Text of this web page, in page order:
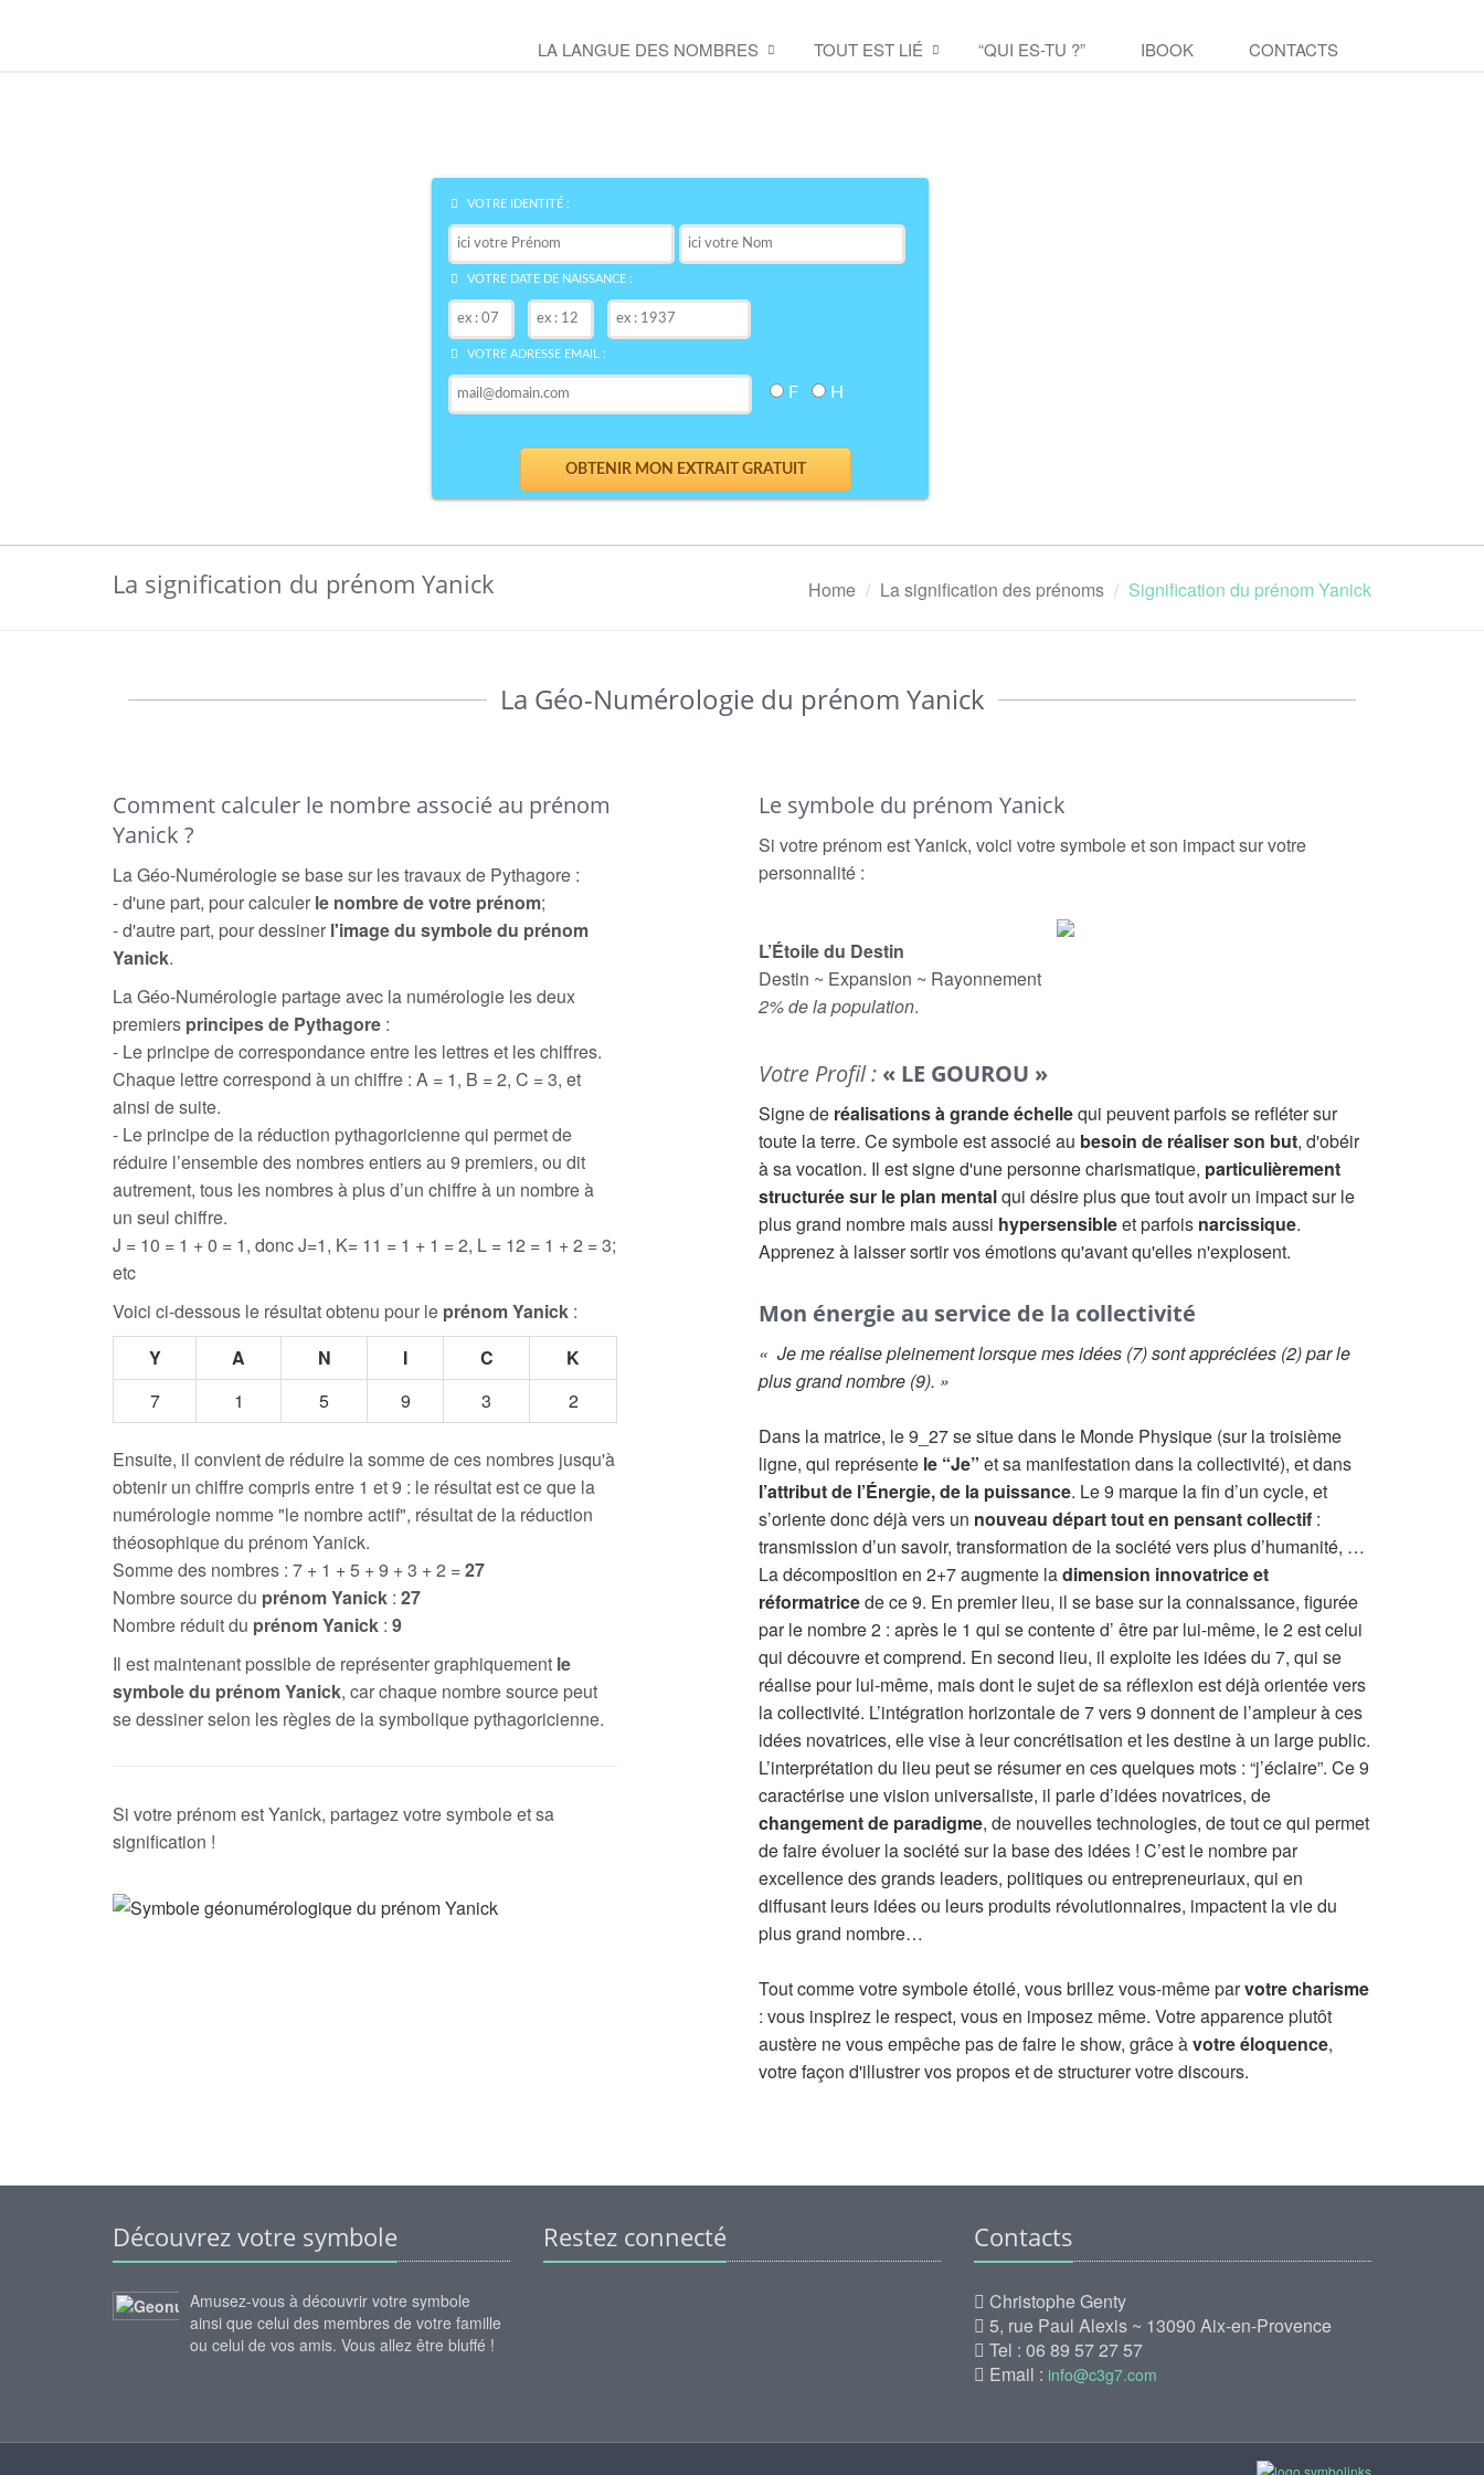
LA LANGUE DES NOMBRES TOUT EST LIÉ “QUI ES-TU ?” IBOOK CONTACTS
VOTRE IDENTITÉ :
VOTRE DATE DE NAISSANCE :
VOTRE ADRESSE EMAIL :
F H
La signification du prénom Yanick Home La signification des prénoms Signification du prénom Yanick
La Géo-Numérologie du prénom Yanick
Comment calculer le nombre associé au prénom
Yanick ?
La Géo-Numérologie se base sur les travaux de Pythagore :
- d'une part, pour calculer le nombre de votre prénom;
- d'autre part, pour dessiner l'image du symbole du prénom
Yanick.
La Géo-Numérologie partage avec la numérologie les deux
premiers principes de Pythagore :
- Le principe de correspondance entre les lettres et les chiffres.
Chaque lettre correspond à un chiffre : A = 1, B = 2, C = 3, et
ainsi de suite.
- Le principe de la réduction pythagoricienne qui permet de
réduire l’ensemble des nombres entiers au 9 premiers, ou dit
autrement, tous les nombres à plus d’un chiffre à un nombre à
un seul chiffre.
J = 10 = 1 + 0 = 1, donc J=1, K= 11 = 1 + 1 = 2, L = 12 = 1 + 2 = 3;
etc
Voici ci-dessous le résultat obtenu pour le prénom Yanick :
Y
A N I C
K
7
1 5 9 3 2
Ensuite, il convient de réduire la somme de ces nombres jusqu'à
obtenir un chiffre compris entre 1 et 9 : le résultat est ce que la
numérologie nomme "le nombre actif", résultat de la réduction
théosophique du prénom Yanick.
Somme des nombres : 7 + 1 + 5 + 9 + 3 + 2 =27
Nombre source du prénom Yanick : 27
Nombre réduit du prénom Yanick : 9
Il est maintenant possible de représenter graphiquement le
symbole du prénom Yanick, car chaque nombre source peut
se dessiner selon les règles de la symbolique pythagoricienne.
Si votre prénom est Yanick, partagez votre symbole et sa
signification !
Le symbole du prénom Yanick
Si votre prénom est Yanick, voici votre symbole et son impact sur votre
personnalité :
L’Étoile du Destin
Destin ~ Expansion ~ Rayonnement
2% de la population.
Votre Profil : « LE GOUROU »
Signe de réalisations à grande échellequi peuvent parfois se refléter sur
toute la terre. Ce symbole est associé au besoin de réaliser son but, d'obéir
à sa vocation. Il est signe d'une personne charismatique, particulièrement
structurée sur le plan mentalqui désire plus que tout avoir un impact sur le
plus grand nombre mais aussi hypersensibleet parfois narcissique.
Apprenez à laisser sortir vos émotions qu'avant qu'elles n'explosent.
Mon énergie au service de la collectivité
« Je me réalise pleinement lorsque mes idées (7) sont appréciées (2) par le
plus grand nombre (9). »
Dans la matrice, le 9_27 se situe dans le Monde Physique (sur la troisième
ligne, qui représente le “Je” et sa manifestation dans la collectivité), et dans
l’attribut de l’Énergie, de la puissance. Le 9 marque la fin d’un cycle, et
s’oriente donc déjà vers un nouveau départ tout en pensant collectif :
transmission d’un savoir, transformation de la société vers plus d’humanité, …
La décomposition en 2+7 augmente ladimension innovatrice et
réformatricede ce 9. En premier lieu, il se base sur la connaissance, figurée
par le nombre 2 : après le 1 qui se contente d’ être par lui-même, le 2 est celui
qui découvre et comprend. En second lieu, il exploite les idées du 7, qui se
réalise pour lui-même, mais dont le sujet de sa réflexion est déjà orientée vers
la collectivité. L’intégration horizontale de 7 vers 9 donnent de l’ampleur à ces
idées novatrices, elle vise à leur concrétisation et les destine à un large public.
L’interprétation du lieu peut se résumer en ces quelques mots : “j’éclaire”. Ce 9
caractérise une vision universaliste, il parle d’idées novatrices, de
changement de paradigme, de nouvelles technologies, de tout ce qui permet
de faire évoluer la société sur la base des idées ! C’est le nombre par
excellence des grands leaders, politiques ou entrepreneuriaux, qui en
diffusant leurs idées ou leurs produits révolutionnaires, impactent la vie du
plus grand nombre…
Tout comme votre symbole étoilé, vous brillez vous-même parvotre charisme
: vous inspirez le respect, vous en imposez même. Votre apparence plutôt
austère ne vous empêche pas de faire le show, grâce àvotre éloquence,
votre façon d'illustrer vos propos et de structurer votre discours.
Découvrez votre symbole
Amusez-vous à découvrir votre symbole
ainsi que celui des membres de votre famille
ou celui de vos amis. Vous allez être bluffé !
Restez connecté Contacts
Christophe Genty
5, rue Paul Alexis ~ 13090 Aix-en-Provence
Tel : 06 89 57 27 57
Email : info@c3g7.com